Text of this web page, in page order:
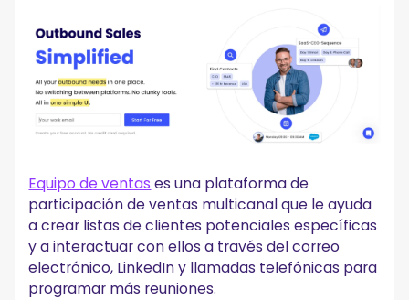
Equipo de ventas es una plataforma de
participación de ventas multicanal que le ayuda
a crear listas de clientes potenciales específicas
y a interactuar con ellos a través del correo
electrónico, LinkedIn y llamadas telefónicas para
programar más reuniones.